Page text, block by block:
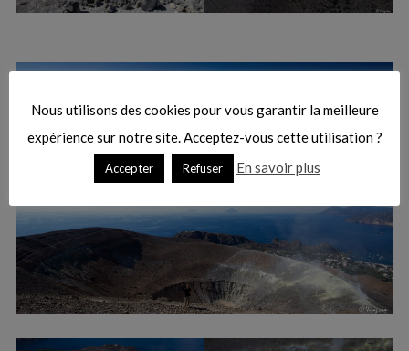
Nous utilisons des cookies pour vous garantir la meilleure
expérience sur notre site. Acceptez-vous cette utilisation ?
Accepter Refuser En savoir plus